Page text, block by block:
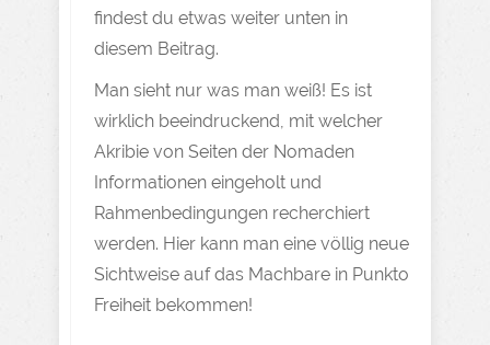
findest du etwas weiter unten in
diesem Beitrag.
Man sieht nur was man weiß! Es ist
wirklich beeindruckend, mit welcher
Akribie von Seiten der Nomaden
Informationen eingeholt und
Rahmenbedingungen recherchiert
werden. Hier kann man eine völlig neue
Sichtweise auf das Machbare in Punkto
Freiheit bekommen!